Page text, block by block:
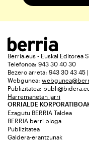
Berria.eus - Euskal Editorea
Telefonoa: 943 30 40 30
Bezero arreta: 943 30 43 45
Webgunea:
Publizitatea:
Harremanetan jarri
ORRIALDE
Ezagutu BERRIA Taldea
BERRIA berri bloga
Publizitatea
Galdera-erantzunak